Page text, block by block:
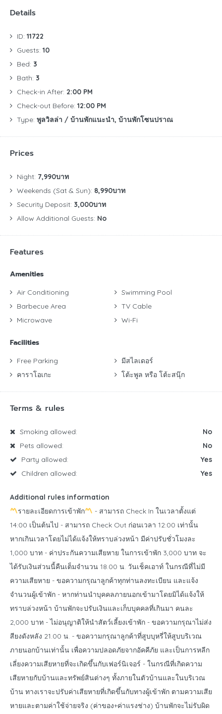
Details
ID: 11722
Guests: 10
Bed: 3
Bath: 3
Check-in After: 2:00 PM
Check-out Before: 12:00 PM
Type: พูลวิลล่า / บ้านพักแนะนำ, บ้านพักโซนปราณ
Prices
Night: 7,990บาท
Weekends (Sat & Sun): 8,990บาท
Security Deposit: 3,000บาท
Allow Additional Guests: No
Features
Amenities
Air Conditioning
Barbecue Area
Microwave
Swimming Pool
TV Cable
Wi-Fi
Facilities
Free Parking
คาราโอเกะ
มีสไลเดอร์
โต้ะพูล หรือ โต้ะสนุ๊ก
Terms & rules
Smoking allowed:
No
Pets allowed:
No
Party allowed:
Yes
Children allowed:
Yes
Additional rules information
รายละเอียดการเข้าพัก
- สามารถ Check In ในเวลาตั้งแต่
14:00 เป็นต้นไป - สามารถ Check Out ก่อนเวลา 12:00 เท่านั้น
หากเกินเวลาโดยไม่ได้แจ้งให้ทราบล่วงหน้า มีค่าปรับชั่วโมงละ
1,000 บาท - ค่าประกันความเสียหาย ในการเข้าพัก 3,000 บาท จะ
ได้รับเงินส่วนนี้คืนเต็มจำนวน 18.00 น. วันเช็คเอาท์ ในกรณีที่ไม่มี
ความเสียหาย - ขอความกรุณาลูกค้าทุกท่านลงทะเบียน และแจ้ง
จำนวนผู้เข้าพัก - หากท่านนำบุคคลภายนอกเข้ามาโดยมิได้แจ้งให้
ทราบล่วงหน้า บ้านพักจะปรับเงินและเก็บบุคคลที่เกินมา คนละ
2,000 บาท - ไม่อนุญาติให้นำสัตว์เลี้ยงเข้าพัก - ขอความกรุณาไม่ส่ง
สียงดังหลัง 21.00 น. - ขอความกรุณาลูกค้าที่สูบบุหรี่ให้สูบบริเวณ
ภายนอกบ้านเท่านั้น เพื่อความปลอดภัยจากอัคคีภัย และเป็นการหลีก
เลี่ยงความเสียหายที่จะเกิดขึ้นกับเฟอร์นิเจอร์ - ในกรณีที่เกิดความ
เสียหายกับบ้านและทรัพย์สินต่างๆ ทั้งภายในตัวบ้านและในบริเวณ
บ้าน ทางเราจะปรับค่าเสียหายที่เกิดขึ้นกับทางผู้เข้าพัก ตามความเสีย
หายและตามค่าใช้จ่ายจริง (ค่าของ+ค่าแรงช่าง) บ้านพักจะไม่รับผิด